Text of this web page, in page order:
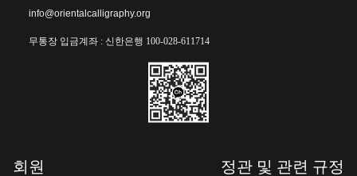
info@orientalcalligraphy.org
무통장 입금계좌 : 신한은행 100-028-611714
회원 정관 및 관련 규정